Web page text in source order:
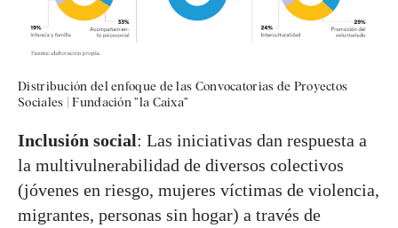
Distribución del enfoque de las Convocatorias de Proyectos
Sociales |Fundación ”la Caixa”
Inclusión social: Las iniciativas dan respuesta a
la multivulnerabilidad de diversos colectivos
(jóvenes en riesgo, mujeres víctimas de violencia,
migrantes, personas sin hogar) a través de